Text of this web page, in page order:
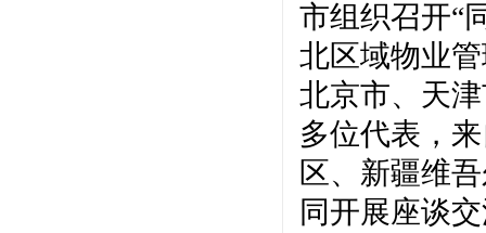
市组织召开“
北区域物业
北京市、天
多位代表，
区、新疆维
同开展座谈